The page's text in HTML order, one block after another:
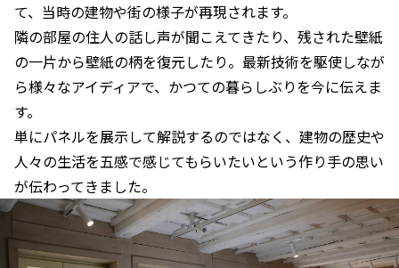
て、当時の建物や街の様子が再現されます。
隣の部屋の住人の話し声が聞こえてきたり、残された壁紙
の一片から壁紙の柄を復元したり。最新技術を駆使しなが
ら様々なアイディアで、かつての暮らしぶりを今に伝えま
す。
単にパネルを展示して解説するのではなく、建物の歴史や
人々の生活を五感で感じてもらいたいという作り手の思い
が伝わってきました。